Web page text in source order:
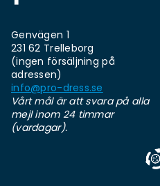
Genvägen 1
231 62 Trelleborg
(ingen försäljning på
adressen)
info@pro-dress.se
Vårt mål är att svara på alla
mejl inom 24 timmar
(vardagar).